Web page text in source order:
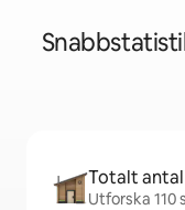
Totalt
Utforska 110